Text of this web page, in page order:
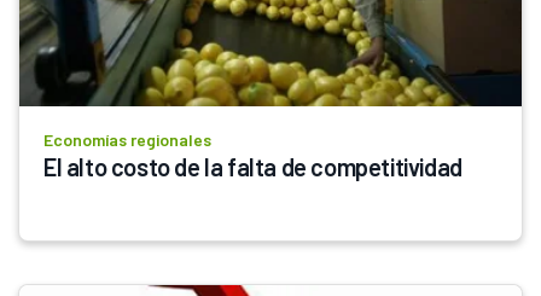
Economías regionales
El alto costo de la falta de competitividad